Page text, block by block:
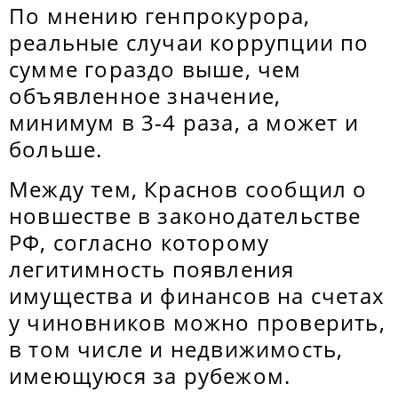
По мнению генпрокурора,
реальные случаи коррупции по
сумме гораздо выше, чем
объявленное значение,
минимум в 3-4 раза, а может и
больше.
Между тем, Краснов сообщил о
новшестве в законодательстве
РФ, согласно которому
легитимность появления
имущества и финансов на счетах
у чиновников можно проверить,
в том числе и недвижимость,
имеющуюся за рубежом.